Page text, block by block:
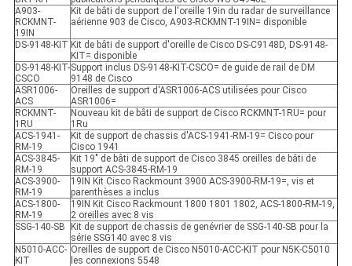
A903-
RCKMNT-
19IN
Kit de bâti de support de l'oreille 19in du radar de surveillance
aérienne 903 de Cisco, A903-RCKMNT-19IN= disponible
DS-9148-KIT Kit de bâti de support d'oreille de Cisco DS-C9148D, DS-9148-
KIT= disponible
DS-9148-KIT-
CSCO
Support inclus DS-9148-KIT-CSCO= de guide de rail de DM
9148 de Cisco
ASR1006-
ACS
Oreilles de support d'ASR1006-ACS utilisées pour Cisco
ASR1006=
RCKMNT-
1RU
Nouveau kit de bâti de support de Cisco RCKMNT-1RU= pour
1Ru
ACS-1941-
RM-19
Kit de support de chassis d'ACS-1941-RM-19= Cisco pour
Cisco 1941
ACS-3845-
RM-19
Kit 19" de bâti de support de Cisco 3845 oreilles de bâti de
support ACS-3845-RM-19
ACS-3900-
RM-19
19IN Kit Cisco Rackmount 3900 ACS-3900-RM-19=, vis et
parenthèses a inclus
ACS-1800-
RM-19
19IN Kit Cisco Rackmount 1800 1801 1802, ACS-1800-RM-19,
2 oreilles avec 8 vis
SSG-140-SB
Kit de support de chassis de genévrier de SSG-140-SB pour la
série SSG140 avec 8 vis
N5010-ACC-
KIT
Oreilles de support de Cisco N5010-ACC-KIT pour N5K-C5010
les connexions 5548